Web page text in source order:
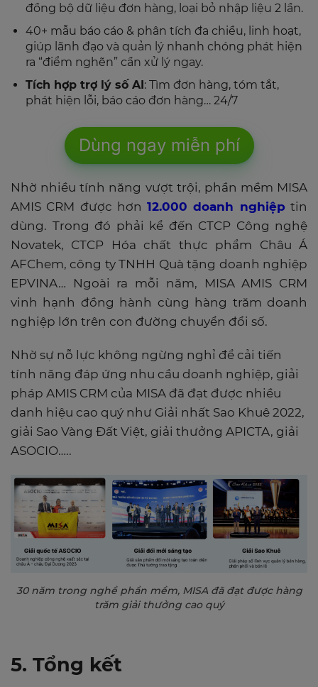
đồng bộ dữ liệu đơn hàng, loại bỏ nhập liệu 2 lần.
40+ mẫu báo cáo & phân tích đa chiều, linh hoạt,
giúp lãnh đạo và quản lý nhanh chóng phát hiện
ra “điểm nghẽn” cần xử lý ngay.
Tích hợp trợ lý số AI: Tìm đơn hàng, tóm tắt,
phát hiện lỗi, báo cáo đơn hàng… 24/7
Dùng ngay miễn phí
Nhờ nhiều tính năng vượt trội, phần mềm MISA
AMIS CRM được hơn12.000 doanh nghiệp tin
dùng. Trong đó phải kể đến CTCP Công nghệ
Novatek, CTCP Hóa chất thực phẩm Châu Á
AFChem, công ty TNHH Quà tặng doanh nghiệp
EPVINA… Ngoài ra mỗi năm, MISA AMIS CRM
vinh hạnh đồng hành cùng hàng trăm doanh
nghiệp lớn trên con đường chuyển đổi số.
Nhờ sự nỗ lực không ngừng nghỉ để cải tiến
tính năng đáp ứng nhu cầu doanh nghiệp, giải
pháp AMIS CRM của MISA đã đạt được nhiều
danh hiệu cao quý như Giải nhất Sao Khuê 2022,
giải Sao Vàng Đất Việt, giải thưởng APICTA, giải
ASOCIO…..
30 năm trong nghề phần mềm, MISA đã đạt được hàng
trăm giải thưởng cao quý
5. Tổng kết